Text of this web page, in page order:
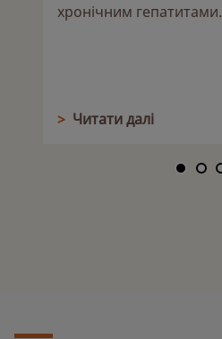
хронічним гепатитами.
> Читати далі